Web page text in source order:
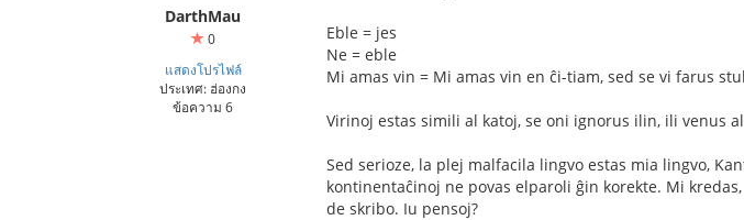
DarthMau
0
แสดงโปรไฟล์
ประเทศ: ฮ่องกง
ข้อความ 6
Eble = jes
Ne = eble
Mi amas vin = Mi amas vin en ĉi-tiam, sed se vi farus
Virinoj estas simili al katoj, se oni ignorus ilin, ili venus
Sed serioze, la plej malfacila lingvo estas mia lingvo,
kontinentaĉinoj ne povas elparoli ĝin korekte. Mi
de skribo. Iu pensoj?